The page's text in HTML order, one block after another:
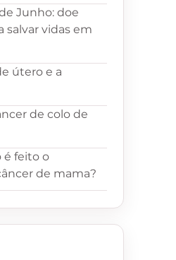
Junho: doe
salvar vidas em
útero e a
de colo de
é feito o
de mama?